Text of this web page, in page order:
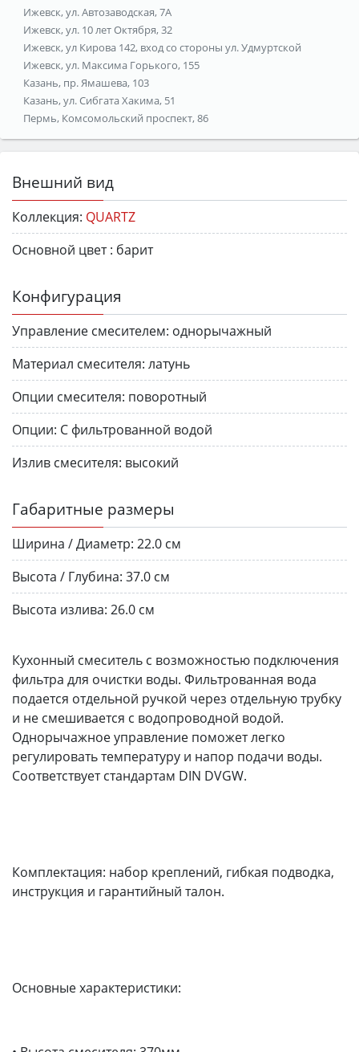
Ижевск, ул. Автозаводская, 7А
Ижевск, ул. 10 лет Октября, 32
Ижевск, ул Кирова 142, вход со стороны ул. Удмуртской
Ижевск, ул. Максима Горького, 155
Казань, пр. Ямашева, 103
Казань, ул. Сибгата Хакима, 51
Пермь, Комсомольский проспект, 86
Внешний вид
Коллекция: QUARTZ
Основной цвет : барит
Конфигурация
Управление смесителем: однорычажный
Материал смесителя: латунь
Опции смесителя: поворотный
Опции: С фильтрованной водой
Излив смесителя: высокий
Габаритные размеры
Ширина / Диаметр: 22.0 см
Высота / Глубина: 37.0 см
Высота излива: 26.0 см
Кухонный смеситель с возможностью подключения
фильтра для очистки воды. Фильтрованная вода
подается отдельной ручкой через отдельную трубку
и не смешивается с водопроводной водой.
Однорычажное управление поможет легко
регулировать температуру и напор подачи воды.
Соответствует стандартам DIN DVGW.
Комплектация: набор креплений, гибкая подводка,
инструкция и гарантийный талон.
Основные характеристики: